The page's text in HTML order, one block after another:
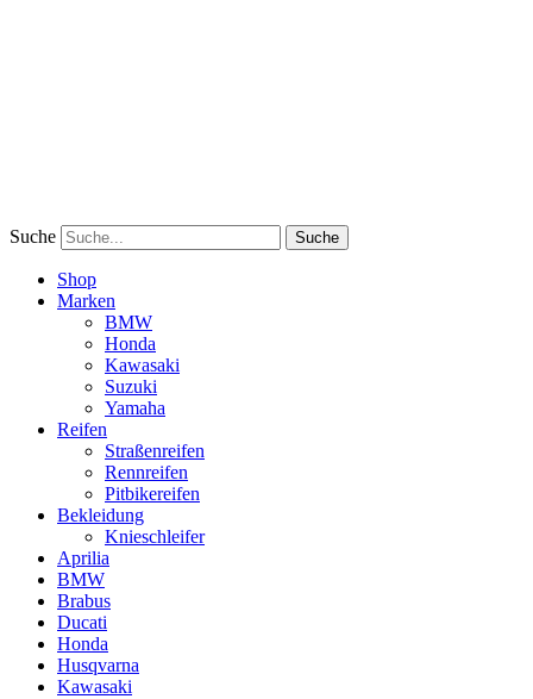
Suche Suche
Shop
Marken
BMW
Honda
Kawasaki
Suzuki
Yamaha
Reifen
Straßenreifen
Rennreifen
Pitbikereifen
Bekleidung
Knieschleifer
Aprilia
BMW
Brabus
Ducati
Honda
Husqvarna
Kawasaki